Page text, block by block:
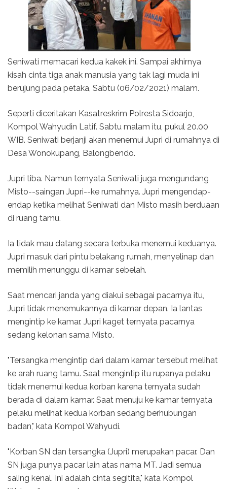
Seniwati memacari kedua kakek ini. Sampai akhirnya
kisah cinta tiga anak manusia yang tak lagi muda ini
berujung pada petaka, Sabtu (06/02/2021) malam.
Seperti diceritakan Kasatreskrim Polresta Sidoarjo,
Kompol Wahyudin Latif. Sabtu malam itu, pukul 20.00
WIB. Seniwati berjanji akan menemui Jupri di rumahnya di
Desa Wonokupang, Balongbendo.
Jupri tiba. Namun ternyata Seniwati juga mengundang
Misto--saingan Jupri--ke rumahnya. Jupri mengendap-
endap ketika melihat Seniwati dan Misto masih berduaan
di ruang tamu.
Ia tidak mau datang secara terbuka menemui keduanya.
Jupri masuk dari pintu belakang rumah, menyelinap dan
memilih menunggu di kamar sebelah.
Saat mencari janda yang diakui sebagai pacarnya itu,
Jupri tidak menemukannya di kamar depan. Ia lantas
mengintip ke kamar. Jupri kaget ternyata pacarnya
sedang kelonan sama Misto.
"Tersangka mengintip dari dalam kamar tersebut melihat
ke arah ruang tamu. Saat mengintip itu rupanya pelaku
tidak menemui kedua korban karena ternyata sudah
berada di dalam kamar. Saat menuju ke kamar ternyata
pelaku melihat kedua korban sedang berhubungan
badan," kata Kompol Wahyudi.
"Korban SN dan tersangka (Jupri) merupakan pacar. Dan
SN juga punya pacar lain atas nama MT. Jadi semua
saling kenal. Ini adalah cinta segitita," kata Kompol